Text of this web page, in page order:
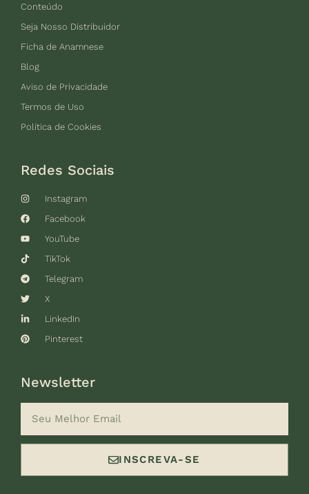
Conteúdo
Seja Nosso Distribuidor
Ficha de Anamnese
Blog
Aviso de Privacidade
Termos de Uso
Política de Cookies
Redes Sociais
Instagram
Facebook
YouTube
TikTok
Telegram
X
LinkedIn
Pinterest
Newsletter
INSCREVA-SE